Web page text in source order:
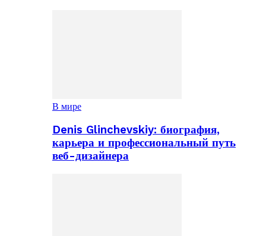
В мире
Denis Glinchevskiy: биография,
карьера и профессиональный путь
веб-дизайнера